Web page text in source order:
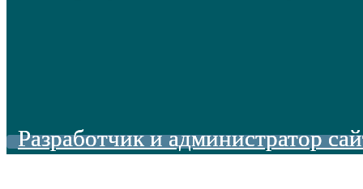
Разработчик и администратор